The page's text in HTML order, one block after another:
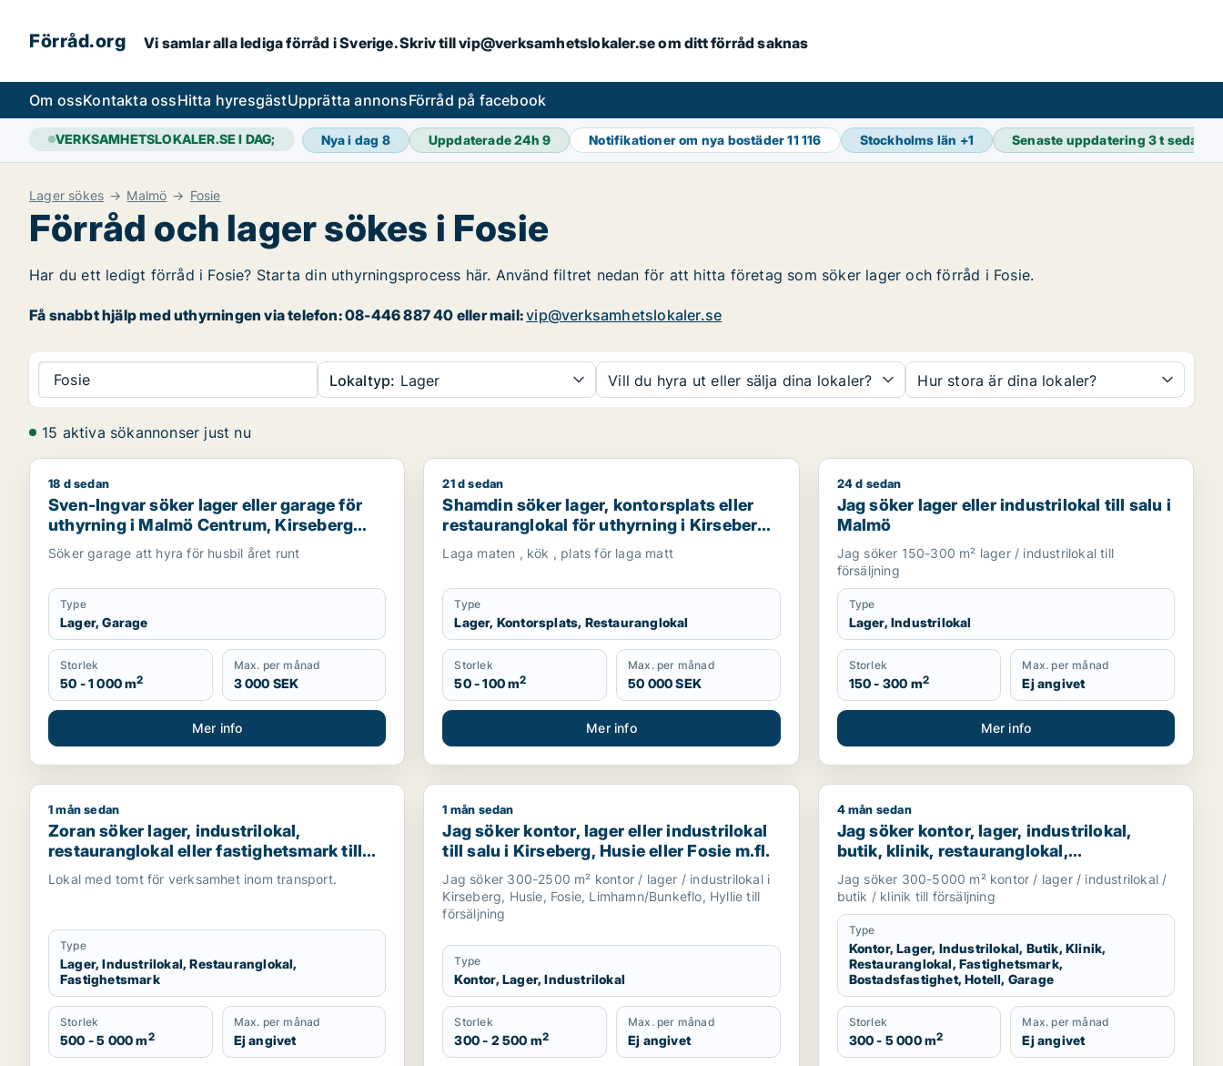
Förråd.org Vi samlar alla lediga förråd i Sverige. Skriv till vip@verksamhetslokaler.se om ditt förråd saknas
Om ossKontakta ossHitta hyresgästUpprätta annonsFörråd på facebook
VERKSAMHETSLOKALER.SE I DAG; Nya i dag 8 Uppdaterade 24h9 Notifikationer om nya bostäder11 116 Stockholms län +1 Senaste uppdatering3 t sedan
Lager sökes Malmö Fosie
Förråd och lager sökes i Fosie
Har du ett ledigt förråd i Fosie? Starta din uthyrningsprocess här. Använd filtret nedan för att hitta företag som söker lager och förråd i Fosie.
Få snabbt hjälp med uthyrningen via telefon: 08-446 887 40 eller mail:vip@verksamhetslokaler.se
Fosie Lokaltyp: Lager Vill du hyra ut eller sälja dina lokaler? Hur stora är dina lokaler?
15 aktiva sökannonser just nu
Sven-Ingvar söker lager eller garage för uthyrning i Malmö Centrum, Kirseberg eller Husie m.fl.
18 d sedan
Sven-Ingvar söker lager eller garage för
uthyrning i Malmö Centrum, Kirseberg
eller Husie m.fl.
Söker garage att hyra för husbil året runt
Type
Lager, Garage
Storlek
50 - 1 000 m2
Max. per månad
3 000 SEK
Mer info
Shamdin söker lager, kontorsplats eller restauranglokal för uthyrning i Kirseberg, Husie eller Fosie m.fl.
21 d sedan
Shamdin söker lager, kontorsplats eller
restauranglokal för uthyrning i Kirseberg,
Husie eller Fosie m.fl.
Laga maten , kök , plats för laga matt
Type
Lager, Kontorsplats, Restauranglokal
Storlek
50 - 100 m2
Max. per månad
50 000 SEK
Mer info
Jag söker lager eller industrilokal till salu i Malmö
24 d sedan
Jag söker lager eller industrilokal till salu i
Malmö
Jag söker 150-300 m² lager / industrilokal till
försäljning
Type
Lager, Industrilokal
Storlek
150 - 300 m2
Max. per månad
Ej angivet
Mer info
Zoran söker lager, industrilokal, restauranglokal eller fastighetsmark till salu i Malmö
1 mån sedan
Zoran söker lager, industrilokal,
restauranglokal eller fastighetsmark till
salu i Malmö
Lokal med tomt för verksamhet inom transport.
Type
Lager, Industrilokal, Restauranglokal,
Fastighetsmark
Storlek
500 - 5 000 m2
Max. per månad
Ej angivet
Jag söker kontor, lager eller industrilokal till salu i Kirseberg, Husie eller Fosie m.fl.
1 mån sedan
Jag söker kontor, lager eller industrilokal
till salu i Kirseberg, Husie eller Fosie m.fl.
Jag söker 300-2500 m² kontor / lager / industrilokal i
Kirseberg, Husie, Fosie, Limhamn/Bunkeflo, Hyllie till
försäljning
Type
Kontor, Lager, Industrilokal
Storlek
300 - 2 500 m2
Max. per månad
Ej angivet
Jag söker kontor, lager, industrilokal, butik, klinik,
4 mån sedan
Jag söker kontor, lager, industrilokal,
butik, klinik, restauranglokal,
fastighetsmark, bostadsfastighet, hotell
eller garage till salu i Malmö
Jag söker 300-5000 m² kontor / lager / industrilokal /
butik / klinik till försäljning
Type
Kontor, Lager, Industrilokal, Butik, Klinik,
Restauranglokal, Fastighetsmark,
Bostadsfastighet, Hotell, Garage
Storlek
300 - 5 000 m2
Max. per månad
Ej angivet